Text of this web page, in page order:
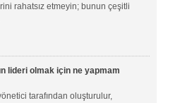
rahatsız etmeyin; bunun çeşitli
lideri olmak için ne yapmam
tarafından oluşturulur,